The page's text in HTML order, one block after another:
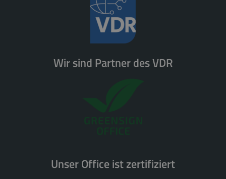
Wir sind Partner des VDR
Unser Office ist zertifiziert